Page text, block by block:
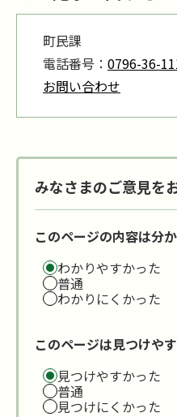
町民課
電話番号： 0796-36-
お問い合わせ
みなさまのご意見を
このページの内容は分
わかりやすかった
普通
わかりにくかった
このページは見つけや
見つけやすかった
普通
見つけにくかった